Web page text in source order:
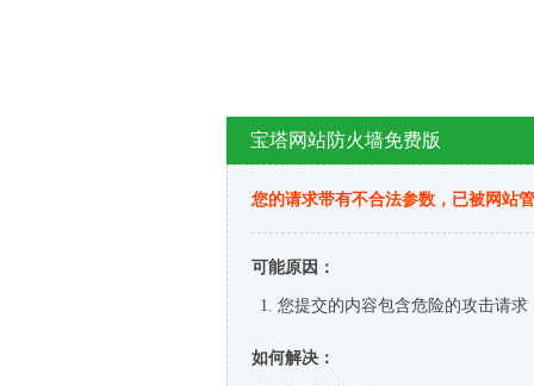
宝塔网站防火墙免费版
您的请求带有不合法参数，已被网站
可能原因：
您提交的内容包含危险的攻击请求
如何解决：